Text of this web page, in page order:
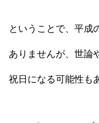
ということで、平成
ありませんが、世論
祝日になる可能性も